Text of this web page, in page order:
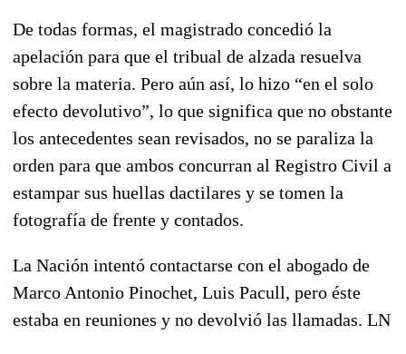
De todas formas, el magistrado concedió la
apelación para que el tribual de alzada resuelva
sobre la materia. Pero aún así, lo hizo “en el solo
efecto devolutivo”, lo que significa que no obstante
los antecedentes sean revisados, no se paraliza la
orden para que ambos concurran al Registro Civil a
estampar sus huellas dactilares y se tomen la
fotografía de frente y contados.
La Nación intentó contactarse con el abogado de
Marco Antonio Pinochet, Luis Pacull, pero éste
estaba en reuniones y no devolvió las llamadas. LN